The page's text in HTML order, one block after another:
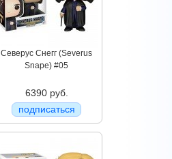
Северус Снегг (Severus
Snape) #05
6390 руб.
подписаться